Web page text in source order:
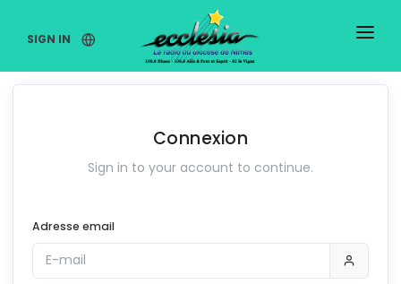
SIGN IN
Connexion
Sign in to your account to continue.
Adresse email